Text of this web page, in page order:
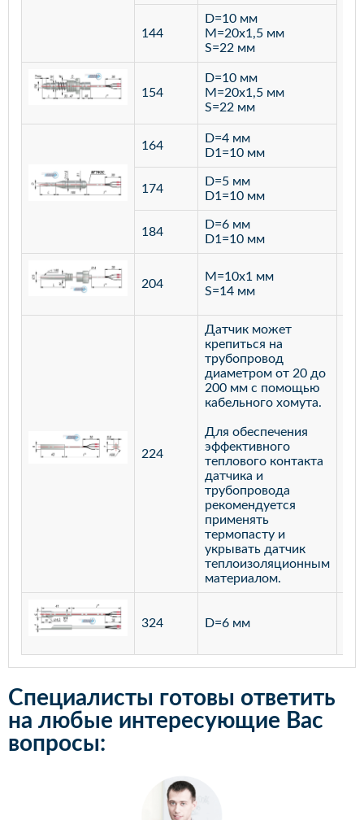
144
D=10 мм
M=20х1,5 мм
S=22 мм
154
D=10 мм
M=20х1,5 мм
S=22 мм
164
D=4 мм
D1=10 мм
174
D=5 мм
D1=10 мм
184
D=6 мм
D1=10 мм
204
M=10х1 мм
S=14 мм
224
Датчик может
крепиться на
трубопровод
диаметром от 20 до
200 мм с помощью
кабельного хомута.
Для обеспечения
эффективного
теплового контакта
датчика и
трубопровода
рекомендуется
применять
термопасту и
укрывать датчик
теплоизоляционным
материалом.
324 D=6 мм
Специалисты готовы ответить
на любые интересующие Вас
вопросы: